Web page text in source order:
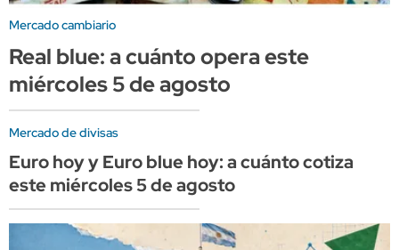
Mercado cambiario
Real blue: a cuánto opera este
miércoles 5 de agosto
Mercado de divisas
Euro hoy y Euro blue hoy: a cuánto cotiza
este miércoles 5 de agosto